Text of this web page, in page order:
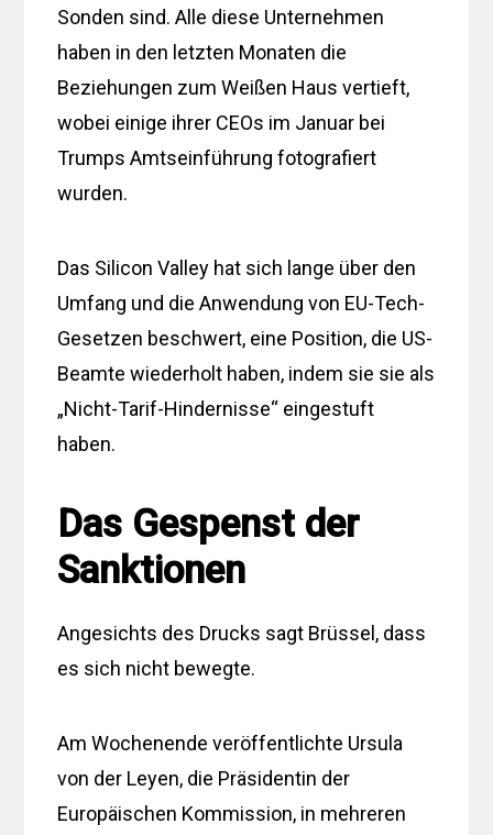
Sonden sind. Alle diese Unternehmen
haben in den letzten Monaten die
Beziehungen zum Weißen Haus vertieft,
wobei einige ihrer CEOs im Januar bei
Trumps Amtseinführung fotografiert
wurden.
Das Silicon Valley hat sich lange über den
Umfang und die Anwendung von EU-Tech-
Gesetzen beschwert, eine Position, die US-
Beamte wiederholt haben, indem sie sie als
„Nicht-Tarif-Hindernisse“ eingestuft
haben.
Das Gespenst der
Sanktionen
Angesichts des Drucks sagt Brüssel, dass
es sich nicht bewegte.
Am Wochenende veröffentlichte Ursula
von der Leyen, die Präsidentin der
Europäischen Kommission, in mehreren